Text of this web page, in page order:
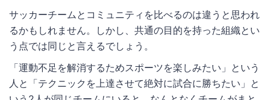
サッカーチームとコミュニティを比べるのは違うと思われ
るかもしれません。しかし、共通の目的を持った組織とい
う点では同じと言えるでしょう。
「運動不足を解消するためスポーツを楽しみたい」という
人と「テクニックを上達させて絶対に試合に勝ちたい」と